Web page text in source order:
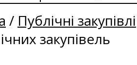
/ Публічні закупівлі
закупівель